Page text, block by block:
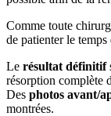
Comme toute
de patienter le
Le résultat définitif
résorption complète
Des photos avant/
montrées.